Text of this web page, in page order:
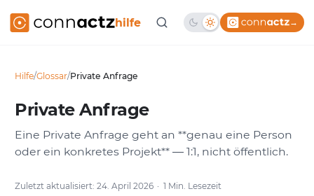
hilfe →
Hilfe/Glossar/Private Anfrage
Private Anfrage
Eine Private Anfrage geht an **genau eine Person
oder ein konkretes Projekt** — 1:1, nicht öffentlich.
Zuletzt aktualisiert: 24. April 2026 1 Min. Lesezeit